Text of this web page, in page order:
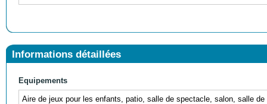
Informations détaillées
Equipements
Aire de jeux pour les enfants, patio, salle de spectacle, salon, salle